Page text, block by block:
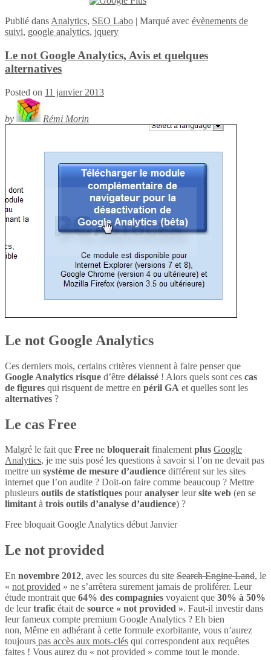
Publié dans Analytics, SEO Labo | Marqué avec évènements de
suivi, google analytics, jquery
Le not Google Analytics, Avis et quelques
alternatives
Posted on 11 janvier 2013
by Rémi Morin
Le not Google Analytics
Ces derniers mois, certains critères viennent à faire penser que
Google Analytics risque d’être délaissé ! Alors quels sont ces cas
de figures qui risquent de mettre en péril GA et quelles sont les
alternatives ?
Le cas Free
Malgré le fait que Free ne bloqueraitfinalementplus Google
Analytics, je me suis posé les questions à savoir si l’on ne devait pas
mettre un système de mesure d’audience différent sur les sites
internet que l’on audite ? Doit-on faire comme beaucoup ? Mettre
plusieurs outils de statistiques pouranalyser leursite web (en se
limitantà trois outils d’analyse d’audience) ?
Free bloquait Google Analytics début Janvier
Le not provided
En novembre 2012, avec les sources du site Search Engine Land, le
« not provided » ne s’arrêtera surement jamais de proliférer. Leur
étude montrait que 64% des compagnies voyaient que 30% à 50%
de leurtrafic était de source « not provided ». Faut-il investir dans
leur fameux compte premium Google Analytics ? Eh bien
non, Même en adhérant à cette formule exorbitante, vous n’aurez
toujours pas accès aux mots-clés qui correspondent aux requêtes
faites ! Vous aurez du « not provided » comme tout le monde.